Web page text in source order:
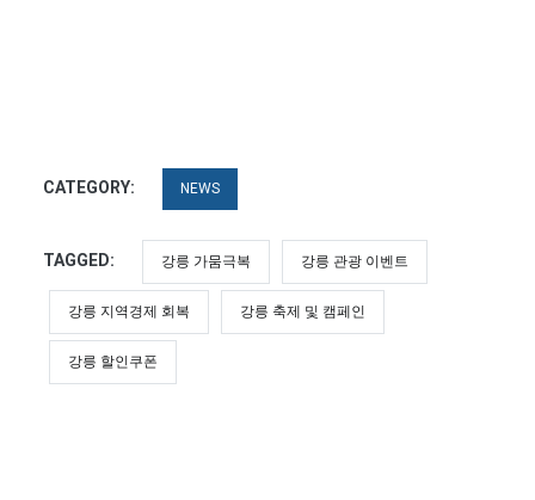
CATEGORY: NEWS
TAGGED: 강릉 가뭄극복 강릉 관광 이벤트
강릉 지역경제 회복 강릉 축제 및 캠페인
강릉 할인쿠폰